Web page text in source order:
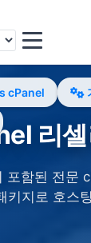
택
cPanel
리
포함된 전문
키지로 호스